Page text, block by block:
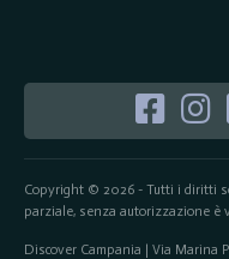
Copyright © 2026 - Tutti i diritti
parziale, senza autorizzazione è
Discover Campania | Via Marina